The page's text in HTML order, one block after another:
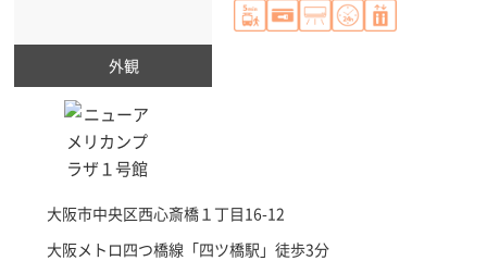
外観
大阪市中央区西心斎橋１丁目16-12
大阪メトロ四つ橋線「四ツ橋駅 」徒歩3分